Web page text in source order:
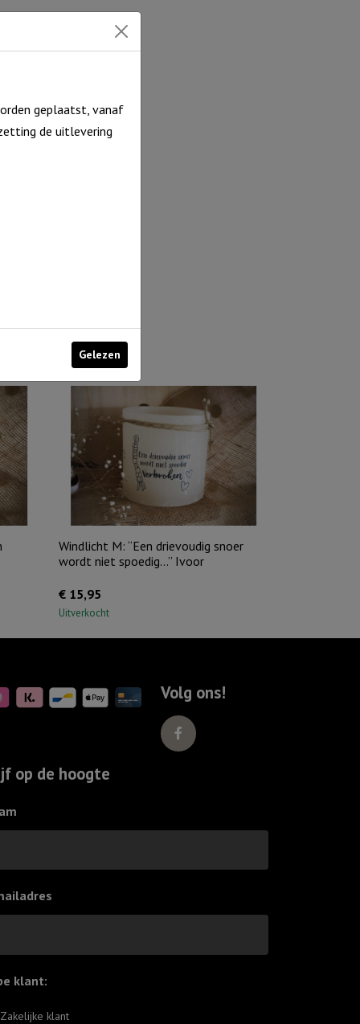
Windlicht M: “Een drievoudig snoer
wordt niet spoedig…” Ivoor
€ 15,95
Uitverkocht
Volg ons!
op de hoogte
klant:
Zakelijke klant
geplaatst, vanaf
de uitlevering
Gelezen